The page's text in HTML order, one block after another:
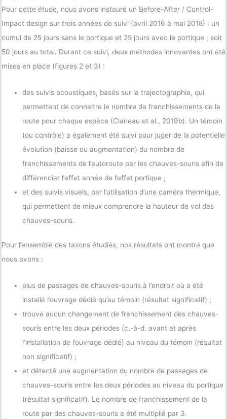
Pour cette étude, nous avons instauré un Before-After / Control-
Impact design sur trois années de suivi (avril 2016 à mai 2018) : un
cumul de 25 jours sans le portique et 25 jours avec le portique ; soit
50 jours au total. Durant ce suivi, deux méthodes innovantes ont été
mises en place (figures 2 et 3) :
des suivis acoustiques, basés sur la trajectographie, qui
permettent de connaitre le nombre de franchissements de la
route pour chaque espèce (Claireau et al., 2019b). Un témoin
(ou contrôle) a également été suivi pour juger de la potentielle
évolution (baisse ou augmentation) du nombre de
franchissements de l’autoroute par les chauves-souris afin de
différencier l’effet année de l’effet portique ;
et des suivis visuels, par l’utilisation d’une caméra thermique,
qui permettent de mieux comprendre la hauteur de vol des
chauves-souris.
Pour l’ensemble des taxons étudiés, nos résultats ont montré que
nous avons :
plus de passages de chauves-souris à l’endroit où a été
installé l’ouvrage dédié qu’au témoin (résultat significatif) ;
trouvé aucun changement de franchissement des chauves-
souris entre les deux périodes (c.-à-d. avant et après
l’installation de l’ouvrage dédié) au niveau du témoin (résultat
non significatif) ;
et détecté une augmentation du nombre de passages de
chauves-souris entre les deux périodes au niveau du portique
(résultat significatif). Le nombre de franchissement de la
route par des chauves-souris a été multiplié par 3.